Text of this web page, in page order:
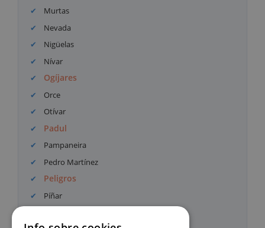
Murtas
Nevada
Nigüelas
Nívar
Ogíjares
Orce
Otívar
Padul
Pampaneira
Pedro Martínez
Peligros
Píñar